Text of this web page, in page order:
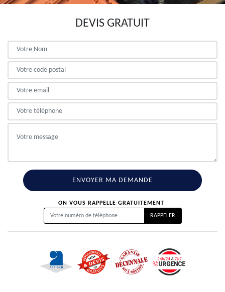
DEVIS GRATUIT
ON VOUS RAPPELLE GRATUITEMENT